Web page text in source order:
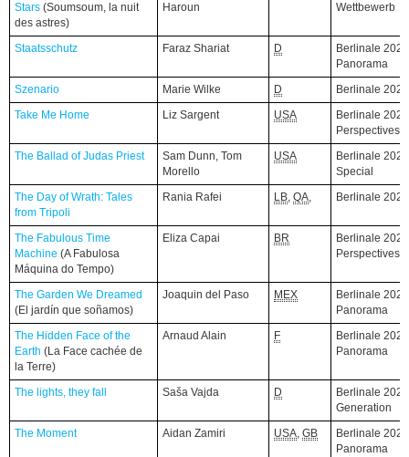
Stars (Soumsoum, la nuit
des astres)
Haroun
Wettbewerb
Staatsschutz Faraz Shariat D
Berlinale
Panorama
Szenario
Marie Wilke D
Berlinale
Take Me Home
Liz Sargent USA
Berlinale
Perspectives
The Ballad of Judas Priest
Sam Dunn, Tom
Morello
USA
Berlinale
Special
The Day of Wrath: Tales
from Tripoli
Rania Rafei LB, QA, Berlinale
The Fabulous Time
Machine (A Fabulosa
Máquina do Tempo)
Eliza Capai BR
Berlinale
Perspectives
The Garden We Dreamed
(El jardín que soñamos)
Joaquin del Paso MEX
Berlinale
Panorama
The Hidden Face of the
Earth (La Face cachée de
la Terre)
Arnaud Alain F
Berlinale
Panorama
The lights, they fall Saša Vajda D
Berlinale
Generation
The Moment
Aidan Zamiri USA, GB
Berlinale
Panorama
Stars (Soumsoum, la nuit
des astres)
Staatsschutz
Szenario
Take Me Home
The Ballad of Judas Priest
The Day of Wrath: Tales
from Tripoli
The Fabulous Time
Machine (A Fabulosa
Máquina do Tempo)
The Garden We Dreamed
(El jardín que soñamos)
The Hidden Face of the
Earth (La Face cachée de
la Terre)
The lights, they fall
The Moment